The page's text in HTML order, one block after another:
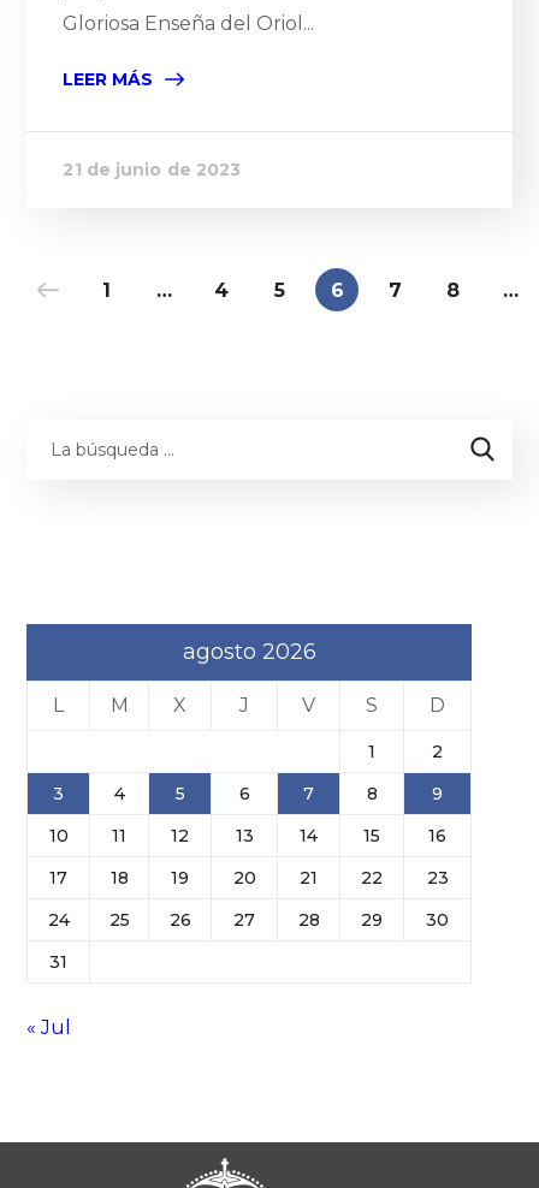
Gloriosa Enseña del Oriol...
LEER MÁS
21 de junio de 2023
1 … 4 5 6 7 8 …
agosto 2026
L M X J V S D
1
2
3
4 5 6 7 8
9
10
11 12 13 14 15
16
17
18 19 20 21 22
23
24
25 26 27 28 29
30
31
« Jul